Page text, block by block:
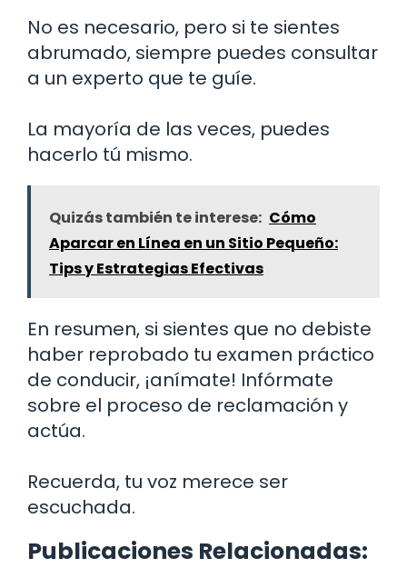
No es necesario, pero si te sientes
abrumado, siempre puedes consultar
a un experto que te guíe.
La mayoría de las veces, puedes
hacerlo tú mismo.
Quizás también te interese: Cómo
Aparcar en Línea en un Sitio Pequeño:
Tips y Estrategias Efectivas
En resumen, si sientes que no debiste
haber reprobado tu examen práctico
de conducir, ¡anímate! Infórmate
sobre el proceso de reclamación y
actúa.
Recuerda, tu voz merece ser
escuchada.
Publicaciones Relacionadas: